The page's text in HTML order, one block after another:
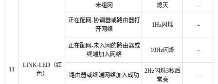
11
LINK-LED（红
色）
未组网 熄灭 -
正在配网-协调器或路由器打
开网络
1Hz闪烁 -
正在配网-未入网的路由器或
终端加入网络
10Hz闪烁 -
路由器或终端网络加入成功
2Hz闪烁3秒后
常亮
-